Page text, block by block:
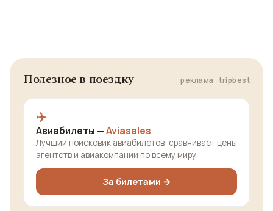
Полезное в поездку реклама · tripbest
✈️
Авиабилеты —Aviasales
Лучший поисковик авиабилетов: сравнивает цены
агентств и авиакомпаний по всему миру.
За билетами →